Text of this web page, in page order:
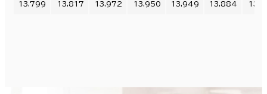
13,799 13,817 13,972 13,950 13,949 13,884